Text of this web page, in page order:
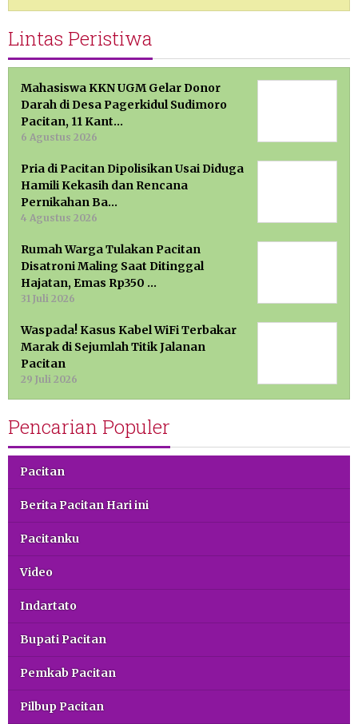
Lintas Peristiwa
Mahasiswa KKN UGM Gelar Donor
Darah di Desa Pagerkidul Sudimoro
Pacitan, 11 Kant…
6 Agustus 2026
Pria di Pacitan Dipolisikan Usai Diduga
Hamili Kekasih dan Rencana
Pernikahan Ba…
4 Agustus 2026
Rumah Warga Tulakan Pacitan
Disatroni Maling Saat Ditinggal
Hajatan, Emas Rp350 …
31 Juli 2026
Waspada! Kasus Kabel WiFi Terbakar
Marak di Sejumlah Titik Jalanan
Pacitan
29 Juli 2026
Pencarian Populer
Pacitan
Berita Pacitan Hari ini
Pacitanku
Video
Indartato
Bupati Pacitan
Pemkab Pacitan
Pilbup Pacitan